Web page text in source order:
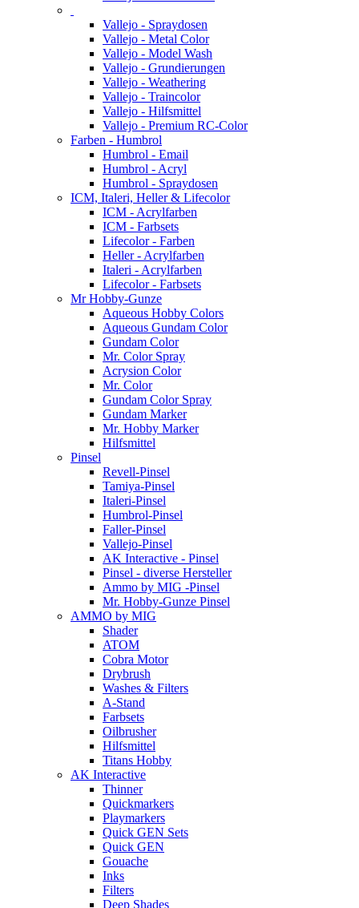
Vallejo - Spraydosen
Vallejo - Metal Color
Vallejo - Model Wash
Vallejo - Grundierungen
Vallejo - Weathering
Vallejo - Traincolor
Vallejo - Hilfsmittel
Vallejo - Premium RC-Color
Farben - Humbrol
Humbrol - Email
Humbrol - Acryl
Humbrol - Spraydosen
ICM, Italeri, Heller & Lifecolor
ICM - Acrylfarben
ICM - Farbsets
Lifecolor - Farben
Heller - Acrylfarben
Italeri - Acrylfarben
Lifecolor - Farbsets
Mr Hobby-Gunze
Aqueous Hobby Colors
Aqueous Gundam Color
Gundam Color
Mr. Color Spray
Acrysion Color
Mr. Color
Gundam Color Spray
Gundam Marker
Mr. Hobby Marker
Hilfsmittel
Pinsel
Revell-Pinsel
Tamiya-Pinsel
Italeri-Pinsel
Humbrol-Pinsel
Faller-Pinsel
Vallejo-Pinsel
AK Interactive - Pinsel
Pinsel - diverse Hersteller
Ammo by MIG -Pinsel
Mr. Hobby-Gunze Pinsel
AMMO by MIG
Shader
ATOM
Cobra Motor
Drybrush
Washes & Filters
A-Stand
Farbsets
Oilbrusher
Hilfsmittel
Titans Hobby
AK Interactive
Thinner
Quickmarkers
Playmarkers
Quick GEN Sets
Quick GEN
Gouache
Inks
Filters
Deep Shades